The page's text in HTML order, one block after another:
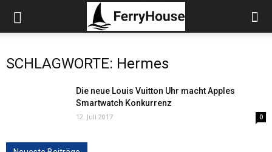
SCHLAGWORTE: Hermes
Die neue Louis Vuitton Uhr macht Apples
Smartwatch Konkurrenz
12. Juli 2017 0